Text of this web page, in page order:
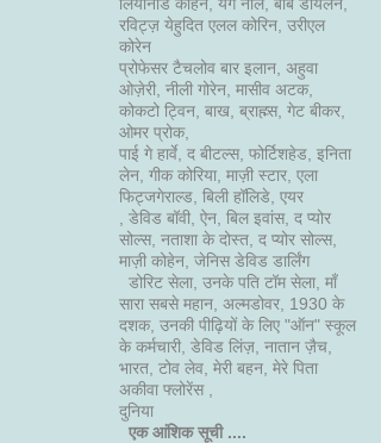
रविट्ज़ येहुदित एलल कोरिन, उरीएल
कोरेन
प्रोफेसर टैचलोव बार इलान, अहुवा
ओज़ेरी, नीली गोरेन, मासीव अटक,
कोकटो ट्विन, बाख, ब्राह्म्स, गेट बीकर,
ओमर प्रोक,
पाई गे हार्वे, द बीटल्स, फोर्टिशहेड, इनिता
लेन, गीक कोरिया, माज़ी स्टार, एला
फिट्जगेराल्ड, बिली हॉलिडे, एयर
, डेविड बॉवी, ऐन, बिल इवांस, द प्योर
सोल्स, नताशा के दोस्त, द प्योर सोल्स,
माज़ी कोहेन, जेनिस डेविड डार्लिंग
डोरिट सेला, उनके पति टॉम सेला, माँ
सारा सबसे महान, अल्मडोवर, 1930 के
दशक, उनकी पीढ़ियों के लिए "ऑन" स्कूल
के कर्मचारी, डेविड लिंज़, नातान ज़ैच,
भारत, टोव लेव, मेरी बहन, मेरे पिता
अकीवा फ्लोरेंस ,
दुनिया
एक आंशिक सूची ....